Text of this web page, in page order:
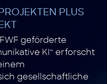
PLUS
geförderte
KI“ erforscht
gesellschaftliche